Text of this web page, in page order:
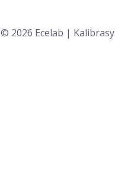
© 2026 Ecelab |